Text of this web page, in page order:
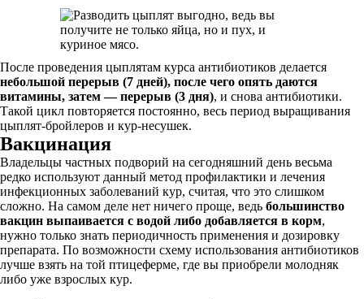
После проведения цыплятам курса антибиотиков делается
небольшой перерыв (7 дней), после чего опять даются
витамины, затем — перерыв (3 дня), и снова антибиотики.
Такой цикл повторяется постоянно, весь период выращивания
цыплят-бройлеров и кур-несушек.
Вакцинация
Владельцы частных подворий на сегодняшний день весьма
редко используют данный метод профилактики и лечения
инфекционных заболеваний кур, считая, что это слишком
сложно. На самом деле нет ничего проще, ведь большинство
вакцин выпаивается с водой либо добавляется в корм,
нужно только знать периодичность применения и дозировку
препарата. По возможности схему использования антибиотиков
лучше взять на той птицеферме, где вы приобрели молодняк
либо уже взрослых кур.